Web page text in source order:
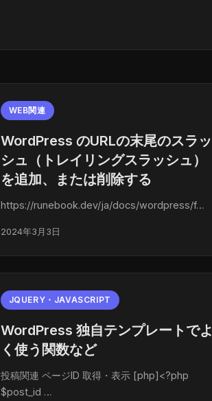
WEB関連
WordPress のURLの末尾のスラッ
シュ（トレイリングスラッシュ）
を追加、または削除する
https://runebook.dev/ja/docs/wordpress/f…
2024年3月3日
JQUERY・JAVASCRIPT
WordPress 独自テンプレートでよ
く使う関数など
投稿関連 ページID 取得・表示 [php]<?php
$post_id …